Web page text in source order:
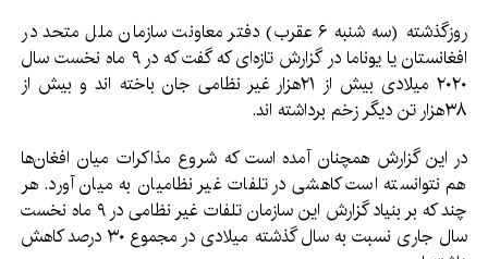
روزگذشته (سه شنبه ۶ عقرب) دفتر معاونت سازمان ملل متحد در
افغانستان یا یوناما در گزارش تازه‌ای که گفت که در ۹ ماه نخست سال
۲۰۲۰ میلادی بیش از ۲۱هزار غیر نظامی جان باخته اند و بیش از
۳۸هزار تن دیگر زخم برداشته اند.
در این گزارش همچنان آمده است که شروع مذاکرات میان افغان‌ها
هم نتوانسته است کاهشی در تلفات غیر نظامیان به میان آورد. هر
چند که بر بنیاد گزارش این سازمان تلفات غیر نظامی در ۹ ماه نخست
سال جاری نسبت به سال گذشته میلادی در مجموع ۳۰ درصد کاهش